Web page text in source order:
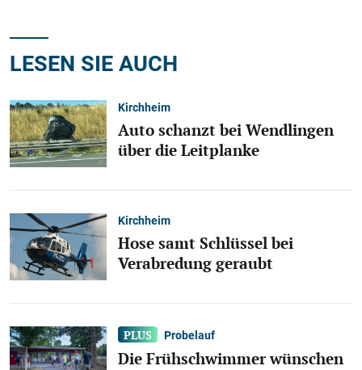
LESEN SIE AUCH
Kirchheim
Auto schanzt bei Wendlingen
über die Leitplanke
Kirchheim
Hose samt Schlüssel bei
Verabredung geraubt
Probelauf
Die Frühschwimmer wünschen